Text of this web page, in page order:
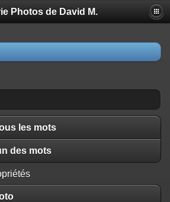
Photos de David M.
les mots
des mots